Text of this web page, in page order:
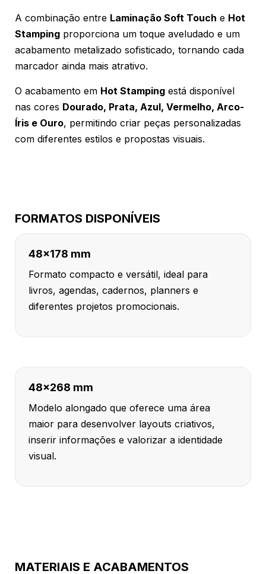
A combinação entre Laminação Soft Touch e Hot
Stamping proporciona um toque aveludado e um
acabamento metalizado sofisticado, tornando cada
marcador ainda mais atrativo.
O acabamento em Hot Stamping está disponível
nas cores Dourado, Prata, Azul, Vermelho, Arco-
Íris e Ouro, permitindo criar peças personalizadas
com diferentes estilos e propostas visuais.
FORMATOS DISPONÍVEIS
48x178 mm
Formato compacto e versátil, ideal para
livros, agendas, cadernos, planners e
diferentes projetos promocionais.
48x268 mm
Modelo alongado que oferece uma área
maior para desenvolver layouts criativos,
inserir informações e valorizar a identidade
visual.
MATERIAIS E ACABAMENTOS